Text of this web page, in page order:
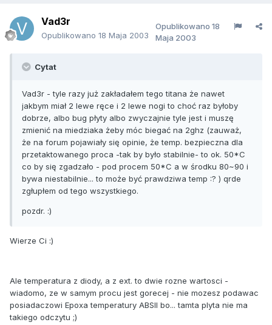
Vad3r
Opublikowano 18 Maja 2003
Opublikowano 18
Maja 2003
Cytat
Vad3r - tyle razy już zakładałem tego titana że nawet
jakbym miał 2 lewe ręce i 2 lewe nogi to choć raz byłoby
dobrze, albo bug płyty albo zwyczajnie tyle jest i muszę
zmienić na miedziaka żeby móc biegać na 2ghz (zauważ,
że na forum pojawiały się opinie, że temp. bezpieczna dla
przetaktowanego proca -tak by było stabilnie- to ok. 50*C
co by się zgadzało - pod procem 50*C a w środku 80~90 i
bywa niestabilnie... to może być prawdziwa temp :? ) qrde
zgłupłem od tego wszystkiego.
pozdr. :)
Wierze Ci :)
Ale temperatura z diody, a z ext. to dwie rozne wartosci -
wiadomo, ze w samym procu jest gorecej - nie mozesz podawac
posiadaczowi Epoxa temperatury ABSII bo... tamta plyta nie ma
takiego odczytu ;)